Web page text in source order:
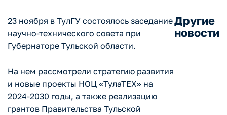
23 ноября в ТулГУ состоялось заседание
научно-технического совета при
Губернаторе Тульской области.
На нем рассмотрели стратегию развития
и новые проекты НОЦ «ТулаТЕХ» на
2024-2030 годы, а также реализацию
грантов Правительства Тульской
Другие
новости